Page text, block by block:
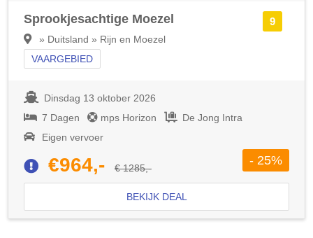
9
Sprookjesachtige Moezel
» Duitsland » Rijn en Moezel
VAARGEBIED
Dinsdag 13 oktober 2026
7 Dagen
mps Horizon
De Jong Intra
Eigen vervoer
€964,- € 1285,-
- 25%
BEKIJK DEAL